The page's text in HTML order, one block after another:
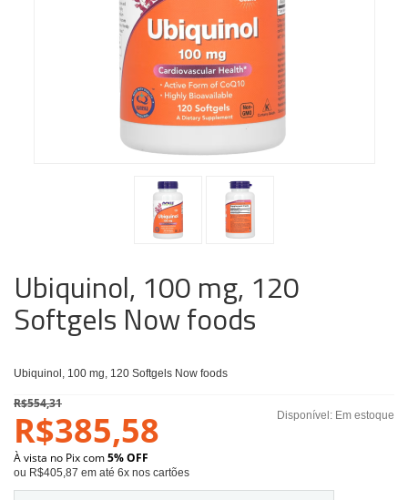
Ubiquinol, 100 mg, 120
Softgels Now foods
Ubiquinol, 100 mg, 120 Softgels Now foods
Disponível: Em estoque
R$554,31
R$385,58
À vista no Pix com5% OFF
ou R$405,87 em até 6x nos cartões